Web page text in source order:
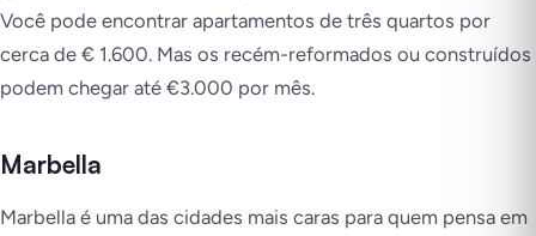
Você pode encontrar apartamentos de três quartos por
cerca de € 1.600. Mas os recém-reformados ou construídos
podem chegar até €3.000 por mês.
Marbella
Marbella é uma das cidades mais caras para quem pensa em